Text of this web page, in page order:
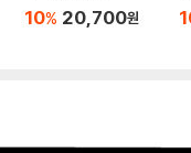
10% 20,700원